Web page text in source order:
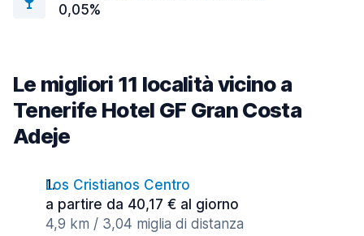
0,05%
Le migliori 11 località vicino a
Tenerife Hotel GF Gran Costa
Adeje
Los Cristianos Centro
a partire da 40,17 € al giorno
4,9 km / 3,04 miglia di distanza